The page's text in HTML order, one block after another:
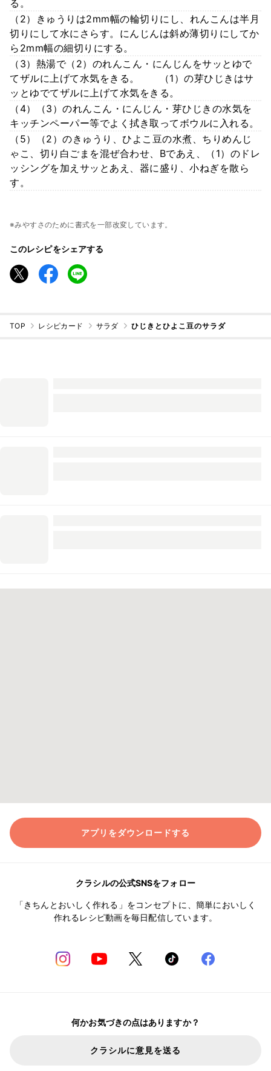
る。
（2）きゅうりは2mm幅の輪切りにし、れんこんは半月
切りにして水にさらす。にんじんは斜め薄切りにしてか
ら2mm幅の細切りにする。
（3）熱湯で（2）のれんこん・にんじんをサッとゆで
てザルに上げて水気をきる。 （1）の芽ひじきはサ
ッとゆでてザルに上げて水気をきる。
（4）（3）のれんこん・にんじん・芽ひじきの水気を
キッチンペーパー等でよく拭き取ってボウルに入れる。
（5）（2）のきゅうり、ひよこ豆の水煮、ちりめんじ
ゃこ、切り白ごまを混ぜ合わせ、Bであえ、（1）のドレ
ッシングを加えサッとあえ、器に盛り、小ねぎを散ら
す。
※みやすさのために書式を一部改変しています。
このレシピをシェアする
TOP レシピカード サラダ ひじきとひよこ豆のサラダ
アプリをダウンロードする
クラシルの公式SNSをフォロー
「きちんとおいしく作れる」をコンセプトに、簡単においしく
作れるレシピ動画を毎日配信しています。
何かお気づきの点はありますか？
クラシルに意見を送る